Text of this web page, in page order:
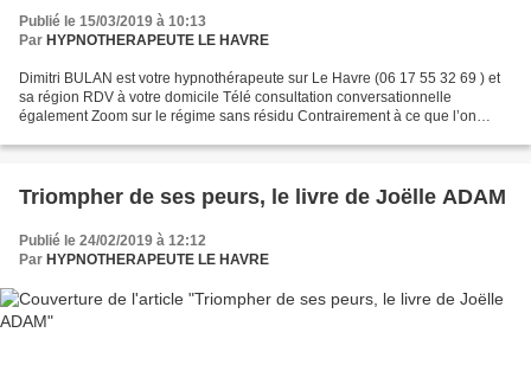
Publié le 15/03/2019 à 10:13
Par HYPNOTHERAPEUTE LE HAVRE
Dimitri BULAN est votre hypnothérapeute sur Le Havre (06 17 55 32 69 ) et
sa région RDV à votre domicile Télé consultation conversationnelle
également Zoom sur le régime sans résidu Contrairement à ce que l’on
Triompher de ses peurs, le livre de Joëlle ADAM
Publié le 24/02/2019 à 12:12
Par HYPNOTHERAPEUTE LE HAVRE